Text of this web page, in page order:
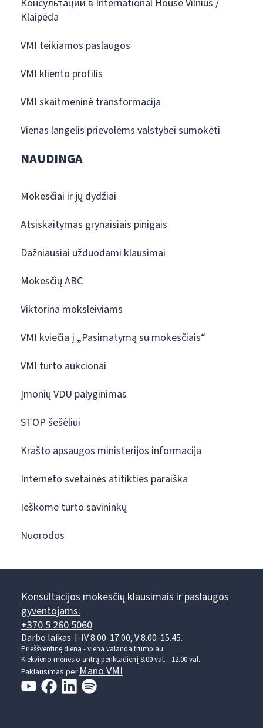
Консультации в International House Vilnius /
Klaipėda
VMI teikiamos paslaugos
VMI kliento profilis
VMI skaitmeninė transformacija
Vienas langelis prievolėms valstybei sumokėti
NAUDINGA
Mokesčiai ir jų dydžiai
Atsiskaitymas grynaisiais pinigais
Dažniausiai užduodami klausimai
Mokesčių ABC
Viktorina moksleiviams
VMI kviečia į „Pasimatymą su mokesčiais“
VMI turto aukcionai
Įmonių VDU palyginimas
STOP šešėliui
Krašto apsaugos ministerijos informacija
Interneto svetainės atitikties paraiška
Ieškome turto savininkų
Nuorodos
Konsultacijos mokesčių klausimais ir paslaugos
gyventojams:
+370 5 260 5060
Darbo laikas: I-IV 8.00-17.00, V 8.00-15.45.
Prieššventinę dieną - viena valanda trumpiau.
Kiekvieno mėnesio antrą penktadienį 8.00 val. - 12.00 val.
Paklausimas perMano VMI